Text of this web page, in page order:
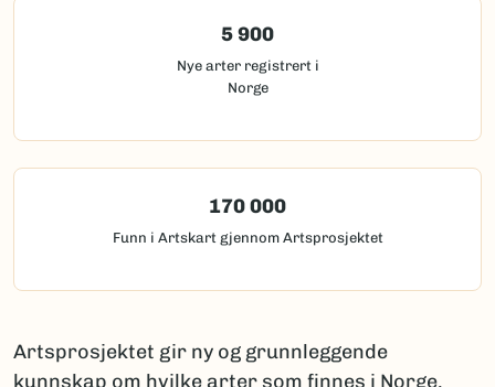
5 900
Nye arter registrert i
Norge
170 000
Funn i Artskart gjennom Artsprosjektet
Artsprosjektet gir ny og grunnleggende
kunnskap om hvilke arter som finnes i Norge.